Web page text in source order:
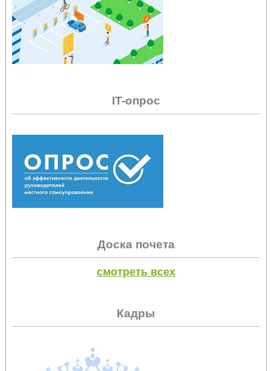
IT-опрос
Доска почета
смотреть всех
Кадры